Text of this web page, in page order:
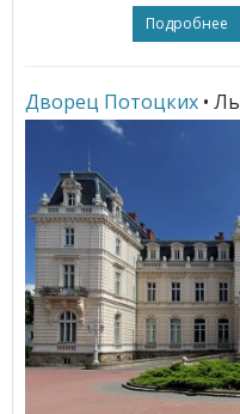
Подробнее
Дворец Потоцких •